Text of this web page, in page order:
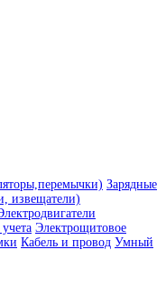
Зарядные
извещатели)
Электрощитовое
Кабель и провод Умный